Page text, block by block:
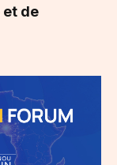
et de